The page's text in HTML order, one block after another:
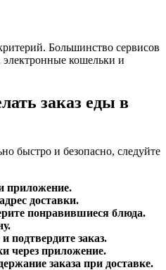
Большинство сервисов
кошельки и
заказ еды в
быстро и безопасно, следуйте
приложение.
доставки.
понравившиеся блюда.
подтвердите заказ.
через приложение.
заказа при доставке.